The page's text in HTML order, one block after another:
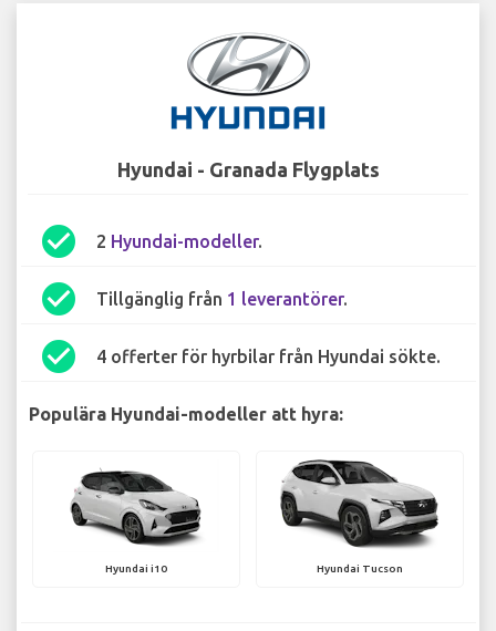
Hyundai - Granada Flygplats
check_circle 2 Hyundai-modeller.
check_circle Tillgänglig från 1 leverantörer.
check_circle 4 offerter för hyrbilar från Hyundai sökte.
Populära Hyundai-modeller att hyra:
Hyundai i10 Hyundai Tucson